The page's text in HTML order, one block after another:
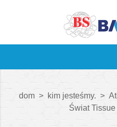
dom > kim jesteśmy. >
Świat